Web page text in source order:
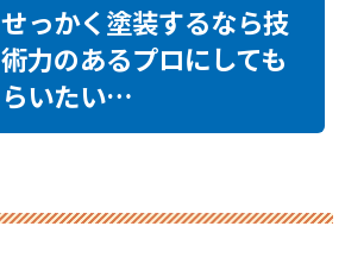
せっかく塗装するなら技
術力のあるプロにしても
らいたい…